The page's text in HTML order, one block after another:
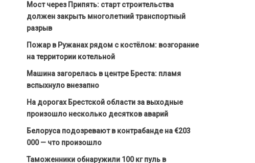
Мост через Припять: старт строительства
должен закрыть многолетний транспортный
разрыв
Пожар в Ружанах рядом с костёлом: возгорание
на территории котельной
Машина загорелась в центре Бреста: пламя
вспыхнуло внезапно
На дорогах Брестской области за выходные
произошло несколько десятков аварий
Белоруса подозревают в контрабанде на €203
000 — что произошло
Таможенники обнаружили 100 кг пуль в